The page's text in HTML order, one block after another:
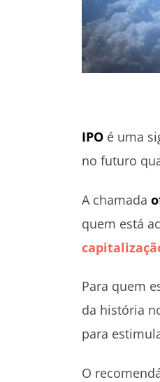
IPO é uma
no futuro
A chamada
quem está
Para quem
da história
para
O